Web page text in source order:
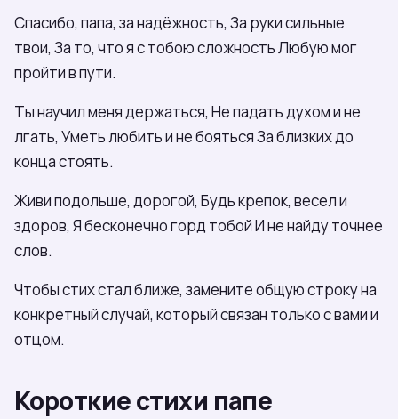
Спасибо, папа, за надёжность, За руки сильные
твои, За то, что я с тобою сложность Любую мог
пройти в пути.
Ты научил меня держаться, Не падать духом и не
лгать, Уметь любить и не бояться За близких до
конца стоять.
Живи подольше, дорогой, Будь крепок, весел и
здоров, Я бесконечно горд тобой И не найду точнее
слов.
Чтобы стих стал ближе, замените общую строку на
конкретный случай, который связан только с вами и
отцом.
Короткие стихи папе